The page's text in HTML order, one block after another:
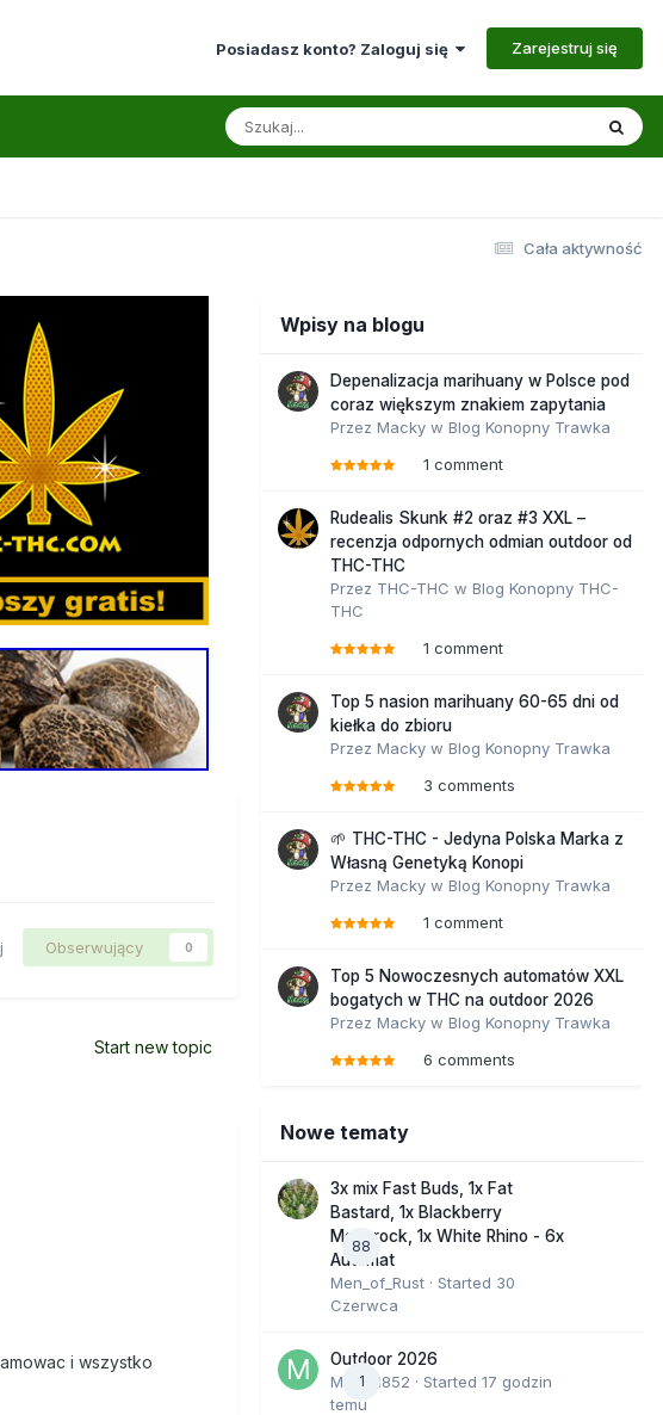
Posiadasz konto? Zaloguj się Zarejestruj się
Cała aktywność
Obserwujący 0
Start new topic
i wszystko
Wpisy na blogu
Depenalizacja marihuany w Polsce pod
coraz większym znakiem zapytania
Przez Macky w Blog Konopny Trawka
1 comment
Rudealis Skunk #2 oraz #3 XXL –
recenzja odpornych odmian outdoor od
THC-THC
Przez THC-THC w Blog Konopny THC-
THC
1 comment
Top 5 nasion marihuany 60-65 dni od
kiełka do zbioru
Przez Macky w Blog Konopny Trawka
3 comments
🌱 THC-THC - Jedyna Polska Marka z
Własną Genetyką Konopi
Przez Macky w Blog Konopny Trawka
1 comment
Top 5 Nowoczesnych automatów XXL
bogatych w THC na outdoor 2026
Przez Macky w Blog Konopny Trawka
6 comments
Nowe tematy
88
3x mix Fast Buds, 1x Fat
Bastard, 1x Blackberry
Moonrock, 1x White Rhino - 6x
Automat
Men_of_Rust · Started 30
Czerwca
1
Outdoor 2026
Marcel852 · Started 17 godzin
temu